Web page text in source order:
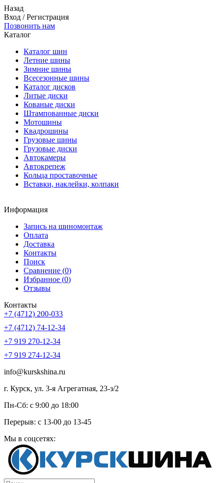
Назад
Вход /Регистрация
Позвонить нам
Каталог
Каталог шин
Летние шины
Зимние шины
Всесезонные шины
Каталог дисков
Литые диски
Кованые диски
Штампованные диски
Мотошины
Квадрошины
Грузовые шины
Грузовые диски
Автокамеры
Автокрепеж
Кольца проставочные
Вставки, наклейки, колпаки
Информация
Запись на шиномонтаж
Оплата
Доставка
Контакты
Поиск
Сравнение (0)
Избранное (0)
Отзывы
Контакты
+7 (4712) 200-033
+7 (4712) 74-12-34
+7 919 270-12-34
+7 919 274-12-34
info@kurskshina.ru
г. Курск, ул. 3-я Агрегатная, 23-з/2
Пн-Сб: с 9:00 до 18:00
Перерыв: с 13-00 до 13-45
Мы в соцсетях: